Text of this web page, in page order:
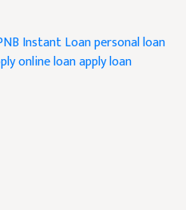
Instant Loanpersonal loan
onlineloan applyloan